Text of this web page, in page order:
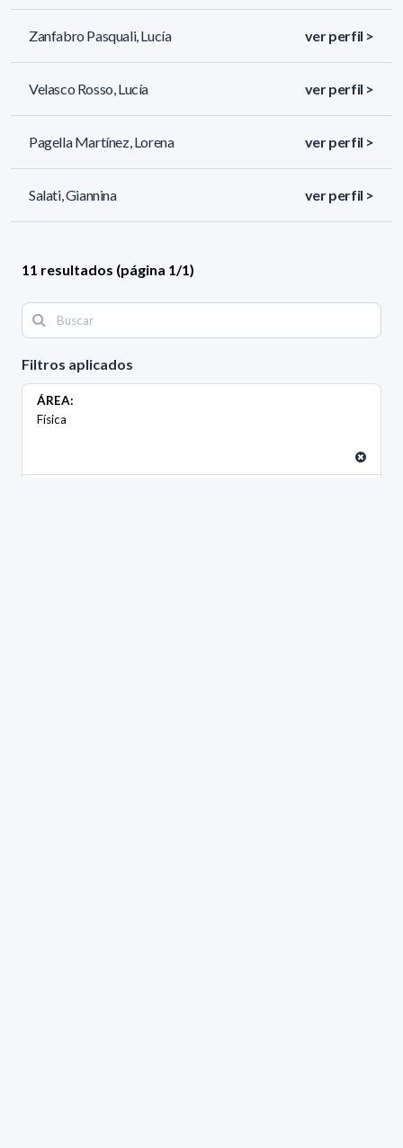
Filtros aplicados
ÁREA:
Física
Zanfabro Pasquali, Lucía ver perfil >
Velasco Rosso, Lucía ver perfil >
Pagella Martínez, Lorena ver perfil >
Salati, Giannina ver perfil >
11 resultados (página 1/1)